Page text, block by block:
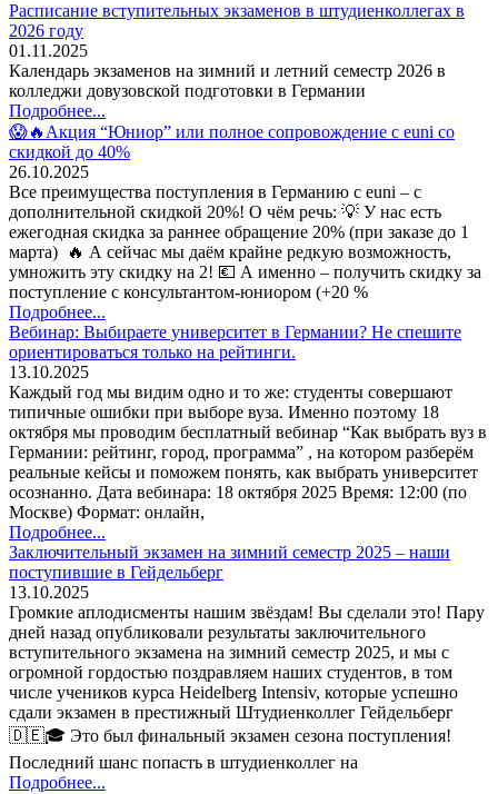
Расписание вступительных экзаменов в штудиенколлегах в
2026 году
01.11.2025
Календарь экзаменов на зимний и летний семестр 2026 в
колледжи довузовской подготовки в Германии
Подробнее...
😱🔥Акция “Юниор” или полное сопровождение с euni со
скидкой до 40%
26.10.2025
Все преимущества поступления в Германию с euni – с
дополнительной скидкой 20%! О чём речь: 💡 У нас есть
ежегодная скидка за раннее обращение 20% (при заказе до 1
марта) 🔥 А сейчас мы даём крайне редкую возможность,
умножить эту скидку на 2! 💶 А именно – получить скидку за
поступление с консультантом-юниором (+20 %
Подробнее...
Вебинар: Выбираете университет в Германии? Не спешите
ориентироваться только на рейтинги.
13.10.2025
Каждый год мы видим одно и то же: студенты совершают
типичные ошибки при выборе вуза. Именно поэтому 18
октября мы проводим бесплатный вебинар “Как выбрать вуз в
Германии: рейтинг, город, программа” , на котором разберём
реальные кейсы и поможем понять, как выбрать университет
осознанно. Дата вебинара: 18 октября 2025 Время: 12:00 (по
Москве) Формат: онлайн,
Подробнее...
Заключительный экзамен на зимний семестр 2025 – наши
поступившие в Гейдельберг
13.10.2025
Громкие аплодисменты нашим звёздам! Вы сделали это! Пару
дней назад опубликовали результаты заключительного
вступительного экзамена на зимний семестр 2025, и мы с
огромной гордостью поздравляем наших студентов, в том
числе учеников курса Heidelberg Intensiv, которые успешно
сдали экзамен в престижный Штудиенколлег Гейдельберг
🇩🇪🎓 Это был финальный экзамен сезона поступления!
Последний шанс попасть в штудиенколлег на
Подробнее...